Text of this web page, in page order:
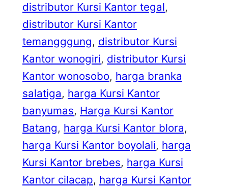
distributor Kursi Kantor tegal
distributor Kursi Kantor
temangggung, distributor Kursi
Kantor wonogiri, distributor Kursi
Kantor wonosobo, harga branka
salatiga, harga Kursi Kantor
banyumas, Harga Kursi Kantor
Batang, harga Kursi Kantor blora
harga Kursi Kantor boyolali, harga
Kursi Kantor brebes, harga Kursi
Kantor cilacap, harga Kursi Kantor